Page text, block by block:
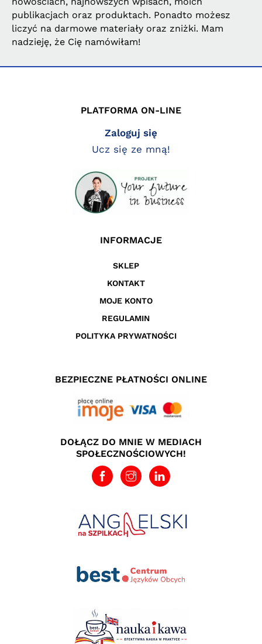
publikacjach oraz produktach. Ponadto możesz
liczyć na darmowe materiały oraz zniżki. Mam
nadzieję, że Cię namówiłam!
PLATFORMA ON-LINE
Zaloguj się
Ucz się ze mną!
INFORMACJE
SKLEP
KONTAKT
MOJE KONTO
REGULAMIN
POLITYKA PRYWATNOŚCI
BEZPIECZNE PŁATNOŚCI ONLINE
DOŁĄCZ DO MNIE W MEDIACH
SPOŁECZNOŚCIOWYCH!